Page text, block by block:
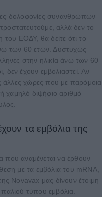
δολοφονίες συνανθρώπων
αλλά δεν το
του ΕΟΔΥ, θα δείτε ότι το
των 60 ετών. Δυστυχώς
στην ηλικία άνω των 60
δεν έχουν εμβολιαστεί. Αν
άλλες χώρες που με παρόμοια
χαμηλό διψήφιο αριθμό
τα εμβόλια της
που αναμένεται να έρθουν
με τα εμβόλια του mRNA,
Novavax μας δίνουν έτοιμη
τύπου εμβόλια.